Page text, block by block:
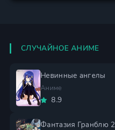
СЛУЧАЙНОЕ АНИМЕ
Невинные ангелы
Аниме
8.9
Фантазия Гранблю